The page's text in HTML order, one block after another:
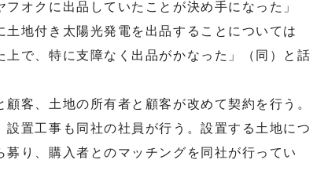
オクに出品していたことが決め手になった」
土地付き太陽光発電を出品することについては
上で、特に支障なく出品がかなった」（同）と話
客、土地の所有者と顧客が改めて契約を行う。
設置工事も同社の社員が行う。設置する土地につ
募り、購入者とのマッチングを同社が行ってい